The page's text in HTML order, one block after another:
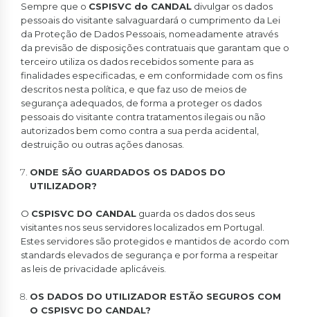
Sempre que o CSPISVC do CANDAL divulgar os dados
pessoais do visitante salvaguardará o cumprimento da Lei
da Proteção de Dados Pessoais, nomeadamente através
da previsão de disposições contratuais que garantam que o
terceiro utiliza os dados recebidos somente para as
finalidades especificadas, e em conformidade com os fins
descritos nesta política, e que faz uso de meios de
segurança adequados, de forma a proteger os dados
pessoais do visitante contra tratamentos ilegais ou não
autorizados bem como contra a sua perda acidental,
destruição ou outras ações danosas.
ONDE SÃO GUARDADOS OS DADOS DO
UTILIZADOR?
O CSPISVC DO CANDAL guarda os dados dos seus
visitantes nos seus servidores localizados em Portugal.
Estes servidores são protegidos e mantidos de acordo com
standards elevados de segurança e por forma a respeitar
as leis de privacidade aplicáveis.
OS DADOS DO UTILIZADOR ESTÃO SEGUROS COM
O CSPISVC DO CANDAL?